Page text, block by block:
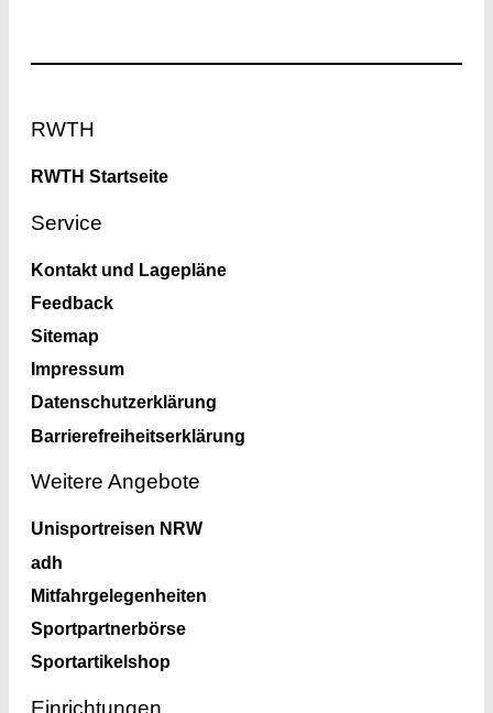
RWTH
RWTH Startseite
Service
Kontakt und Lagepläne
Feedback
Sitemap
Impressum
Datenschutzerklärung
Barrierefreiheitserklärung
Weitere Angebote
Unisportreisen NRW
adh
Mitfahrgelegenheiten
Sportpartnerbörse
Sportartikelshop
Einrichtungen